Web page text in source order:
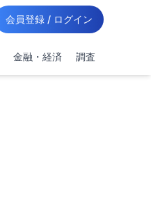
会員登録 / ログイン
金融・経済 調査